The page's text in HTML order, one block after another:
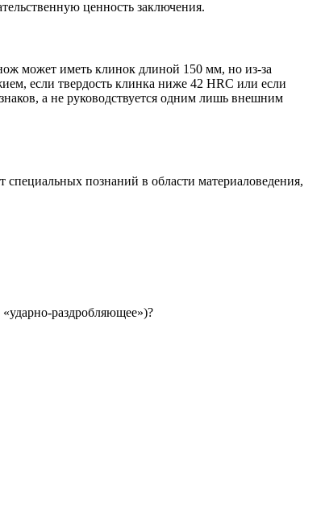
ценность заключения.
может иметь клинок длиной 150 мм, но из-за
если твердость клинка ниже 42 HRC или если
а не руководствуется одним лишь внешним
познаний в области материаловедения,
раздробляющее»)?